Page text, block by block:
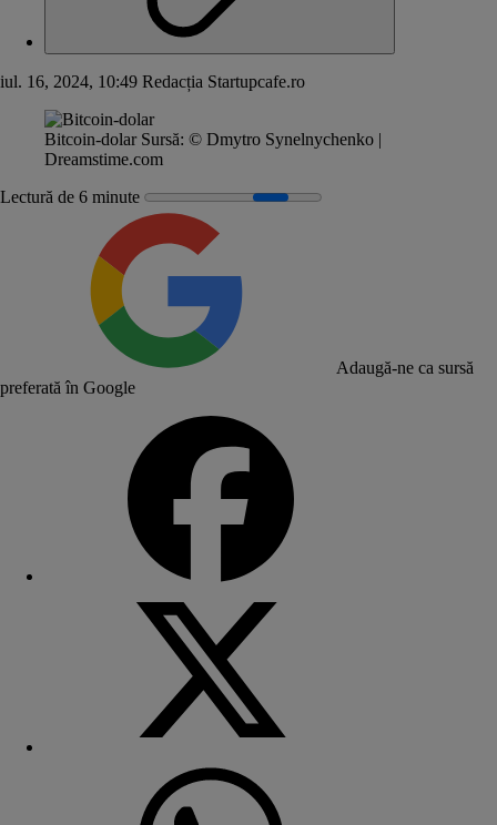
iul. 16, 2024, 10:49 Redacția Startupcafe.ro
Bitcoin-dolar Sursă: © Dmytro Synelnychenko |
Dreamstime.com
Lectură de 6 minute
Adaugă-ne ca sursă
preferată în Google